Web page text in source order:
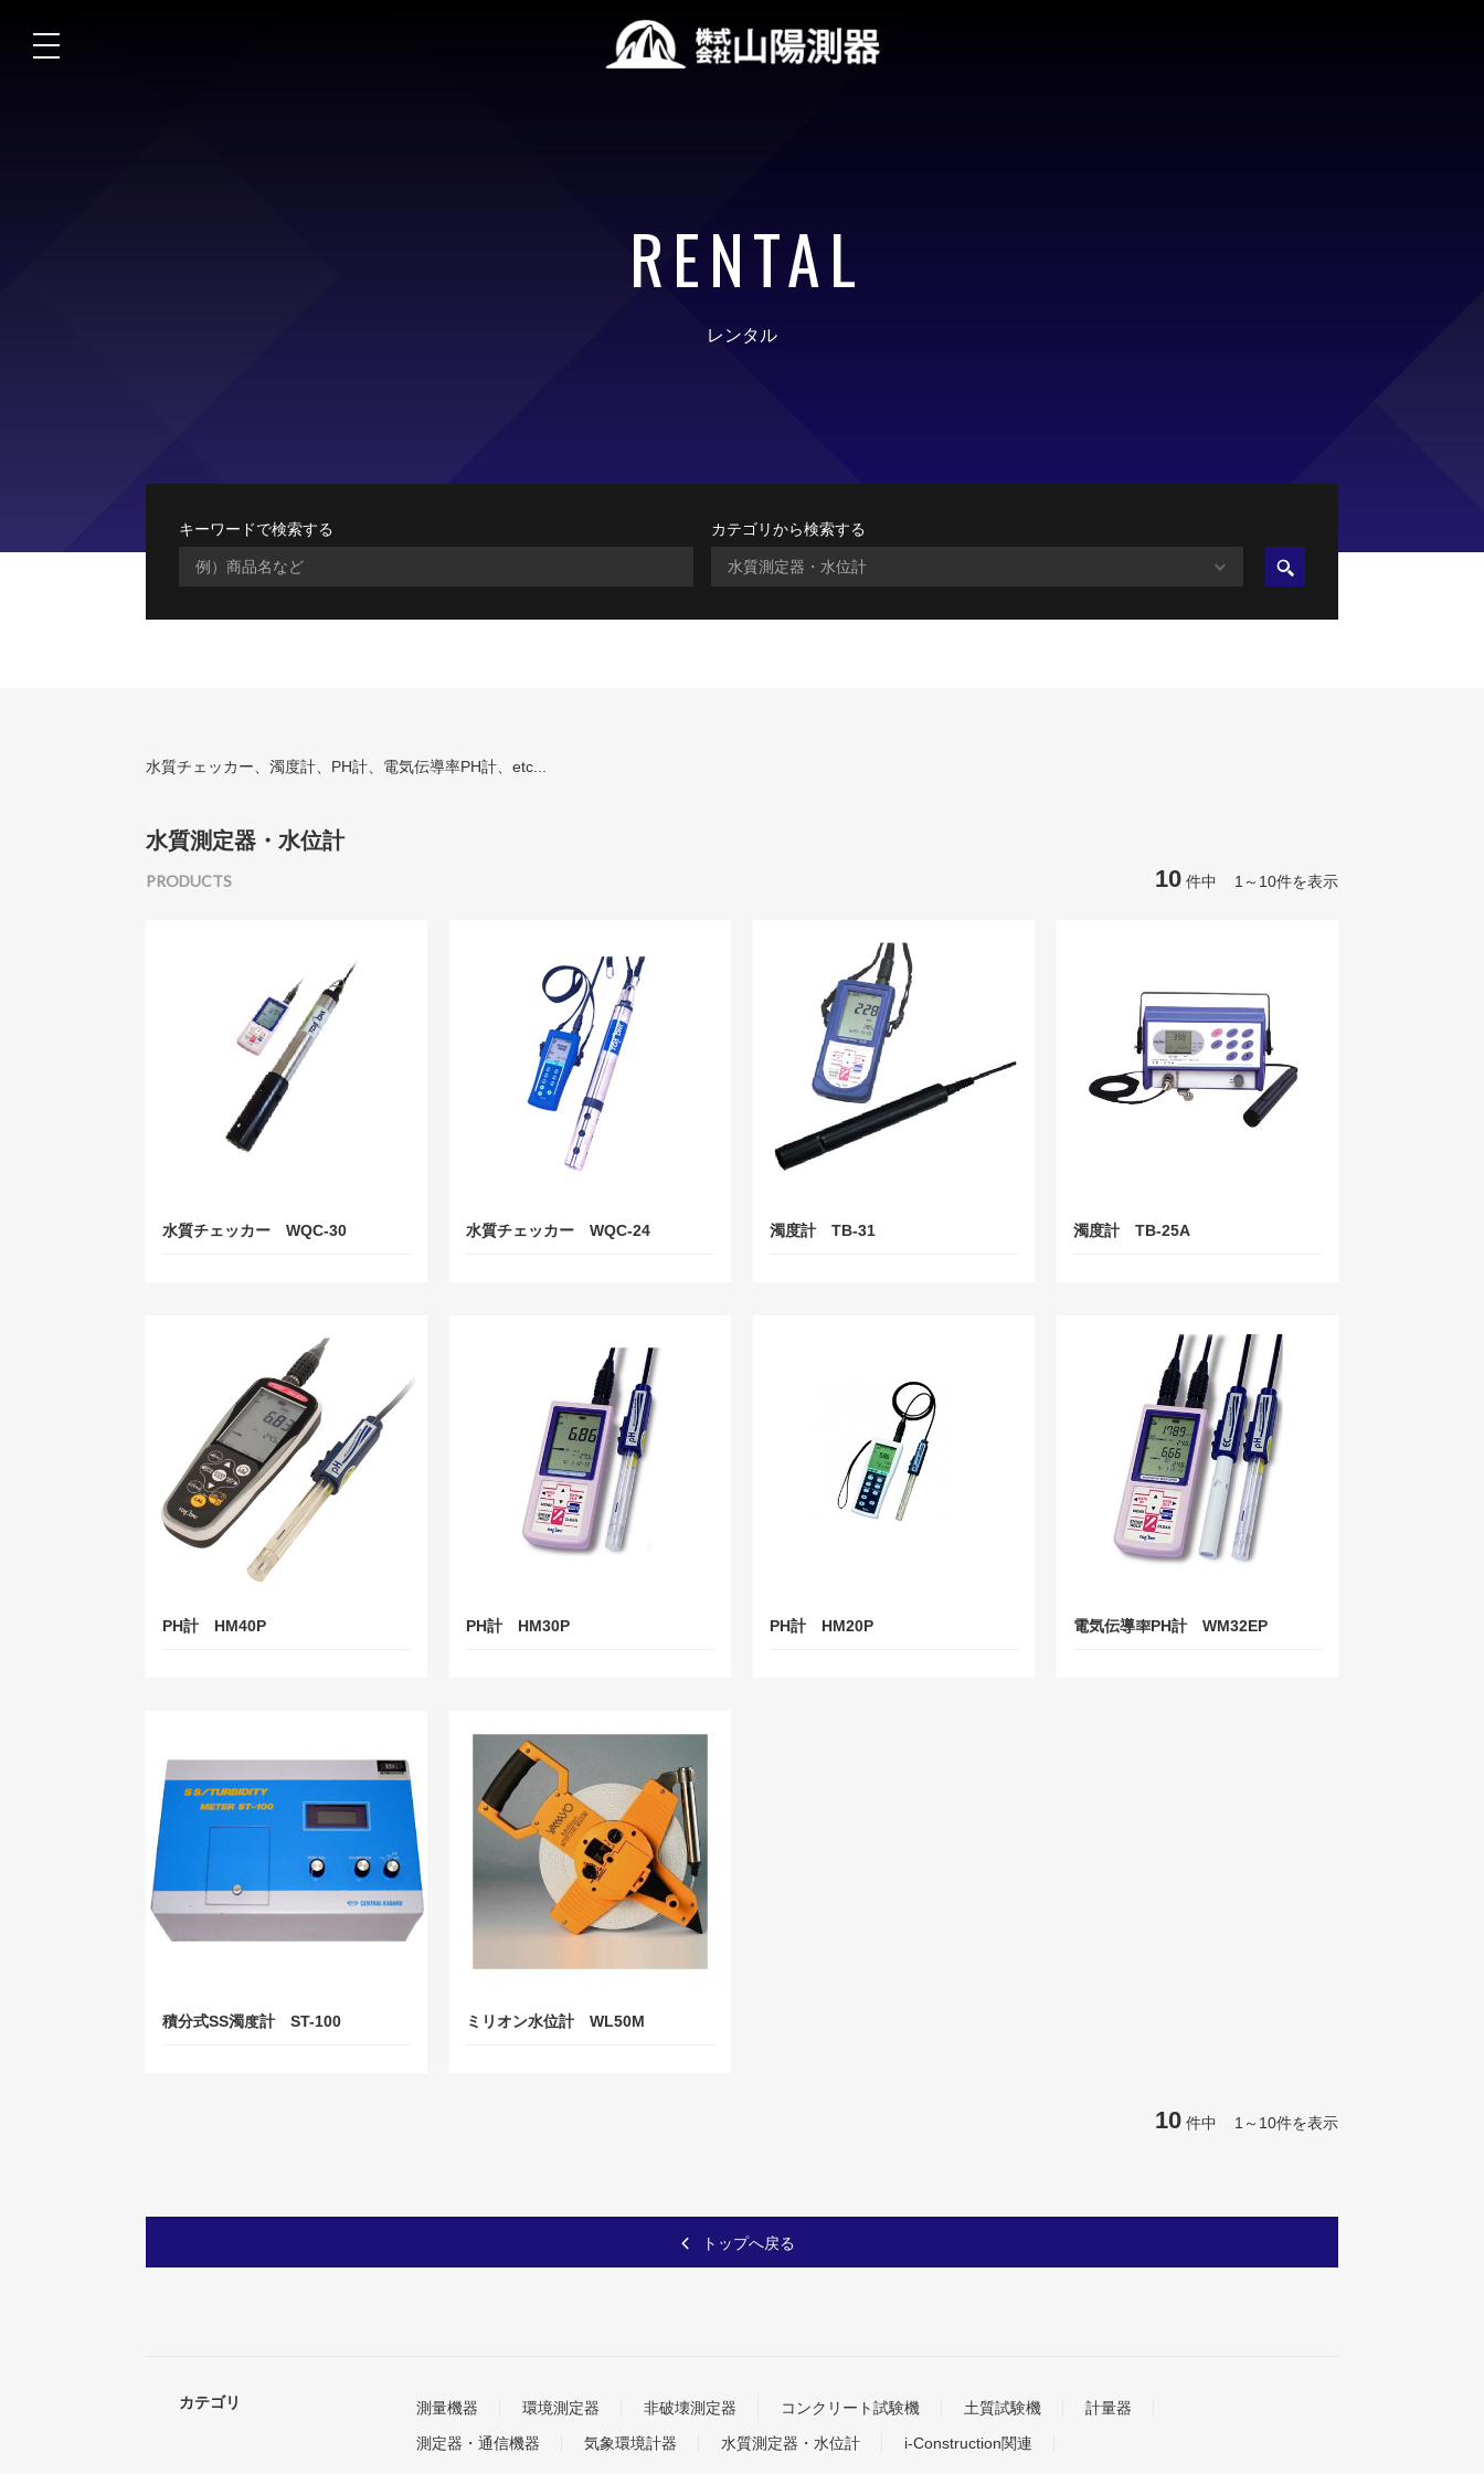
RENTAL
レンタル
キーワードで検索する カテゴリから検索する
水質チェッカー、濁度計、PH計、電気伝導率PH計、etc...
水質測定器・水位計
PRODUCTS 10 件中 1～10件を表示
水質チェッカー WQC-30 水質チェッカー WQC-24 濁度計 TB-31 濁度計 TB-25A
PH計 HM40P PH計 HM30P PH計 HM20P 電気伝導率PH計 WM32EP
積分式SS濁度計 ST-100 ミリオン水位計 WL50M
10 件中 1～10件を表示
トップへ戻る
カテゴリ 測量機器 環境測定器 非破壊測定器 コンクリート試験機 土質試験機
計量器
測定器・通信機器
気象環境計器 水質測定器・水位計 i-Construction関連